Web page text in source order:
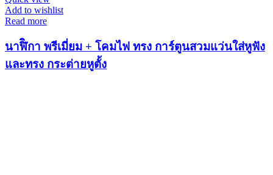
Add to wishlist
Read more
นาฬิิกา พรีเมี่ยม + โคมไฟ ทรง การ์ตูนสวมแว่นใส่หูฟัง
และทรง กระต่ายหูตั้ง